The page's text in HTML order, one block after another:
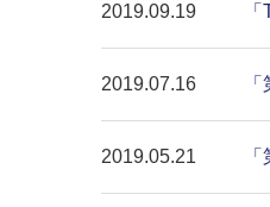
2019.09.19
2019.07.16
2019.05.21